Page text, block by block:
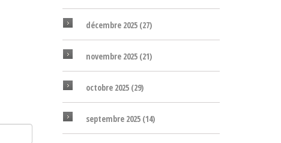
décembre 2025 (27)
novembre 2025 (21)
octobre 2025 (29)
septembre 2025 (14)